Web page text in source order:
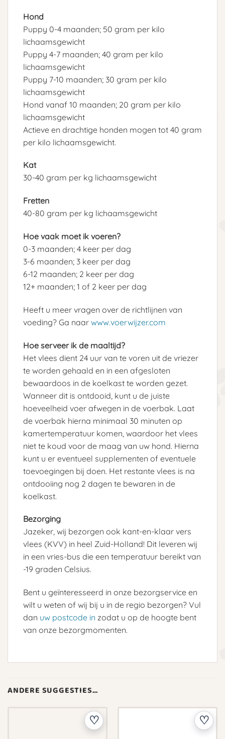
Hond
Puppy 0-4 maanden; 50 gram per kilo
lichaamsgewicht
Puppy 4-7 maanden; 40 gram per kilo
lichaamsgewicht
Puppy 7-10 maanden; 30 gram per kilo
lichaamsgewicht
Hond vanaf 10 maanden; 20 gram per kilo
lichaamsgewicht
Actieve en drachtige honden mogen tot 40 gram
per kilo lichaamsgewicht.
Kat
30-40 gram per kg lichaamsgewicht
Fretten
40-80 gram per kg lichaamsgewicht
Hoe vaak moet ik voeren?
0-3 maanden; 4 keer per dag
3-6 maanden; 3 keer per dag
6-12 maanden; 2 keer per dag
12+ maanden; 1 of 2 keer per dag
Heeft u meer vragen over de richtlijnen van
voeding? Ga naar www.voerwijzer.com
Hoe serveer ik de maaltijd?
Het vlees dient 24 uur van te voren uit de vriezer
te worden gehaald en in een afgesloten
bewaardoos in de koelkast te worden gezet.
Wanneer dit is ontdooid, kunt u de juiste
hoeveelheid voer afwegen in de voerbak. Laat
de voerbak hierna minimaal 30 minuten op
kamertemperatuur komen, waardoor het vlees
niet te koud voor de maag van uw hond. Hierna
kunt u er eventueel supplementen of eventuele
toevoegingen bij doen. Het restante vlees is na
ontdooiing nog 2 dagen te bewaren in de
koelkast.
Bezorging
Jazeker, wij bezorgen ook kant-en-klaar vers
vlees (KVV) in heel Zuid-Holland! Dit leveren wij
in een vries-bus die een temperatuur bereikt van
-19 graden Celsius.
Bent u geïnteresseerd in onze bezorgservice en
wilt u weten of wij bij u in de regio bezorgen? Vul
dan uw postcode in zodat u op de hoogte bent
van onze bezorgmomenten.
ANDERE SUGGESTIES…